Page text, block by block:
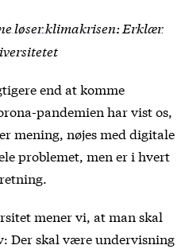
løser klimakrisen: Erklær
end at komme
pandemien har vist os,
mening, nøjes med digitale
problemet, men er i hvert
mener vi, at man skal
Der skal være undervisning